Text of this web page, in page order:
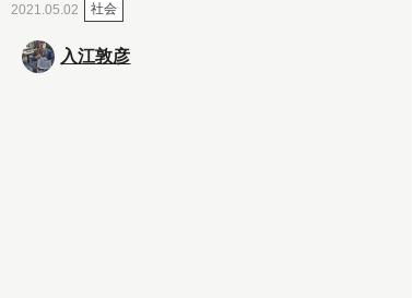
2021.05.02 社会
入江敦彦